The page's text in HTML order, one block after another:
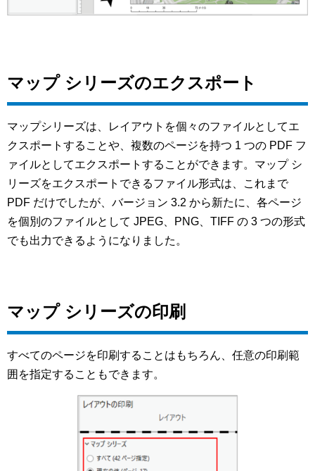
マップ シリーズのエクスポート
マップシリーズは、レイアウトを個々のファイルとしてエ
クスポートすることや、複数のページを持つ 1 つの PDF フ
ァイルとしてエクスポートすることができます。マップ シ
リーズをエクスポートできるファイル形式は、これまで
PDF だけでしたが、バージョン 3.2 から新たに、各ページ
を個別のファイルとして JPEG、PNG、TIFF の 3 つの形式
でも出力できるようになりました。
マップ シリーズの印刷
すべてのページを印刷することはもちろん、任意の印刷範
囲を指定することもできます。